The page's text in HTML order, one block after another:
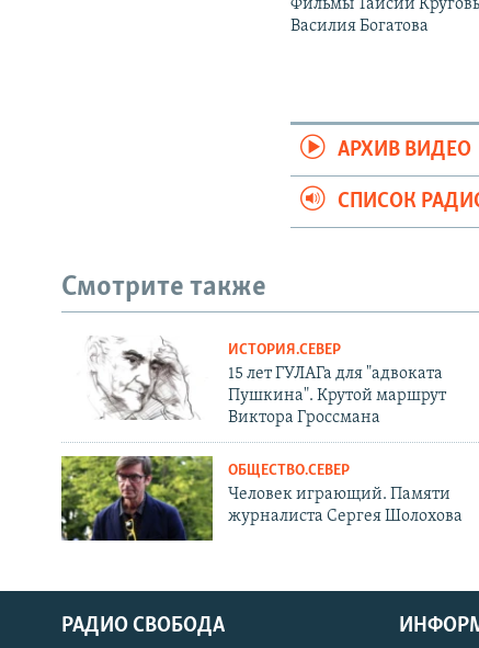
Фильмы Таисии
Василия Богатова
АРХИВ ВИДЕО
СПИСОК
Смотрите также
ИСТОРИЯ.СЕВЕР
15 лет ГУЛАГа для "адвоката
Пушкина". Крутой маршрут
Виктора Гроссмана
ОБЩЕСТВО.СЕВЕР
Человек играющий. Памяти
журналиста Сергея Шолохова
РАДИО СВОБОДА